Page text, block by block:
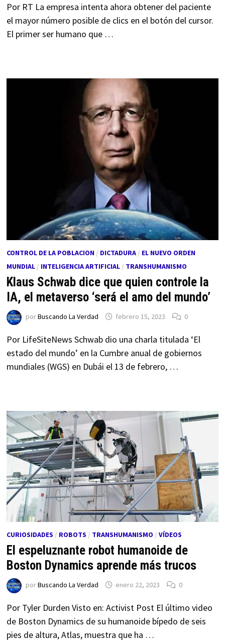
Por RT La empresa intenta ahora obtener del paciente
el mayor número posible de clics en el botón del cursor.
El primer ser humano que …
CONTROL DE LA POBLACION/ DICTADURA/ EL NUEVO ORDEN
MUNDIAL/ INTELIGENCIA ARTIFICIAL/ TRANSHUMANISMO
Klaus Schwab dice que quien controle la
IA, el metaverso ‘será el amo del mundo’
porBuscando La Verdad febrero 15, 2023 0
Por LifeSiteNews Schwab dio una charla titulada ‘El
estado del mundo’ en la Cumbre anual de gobiernos
mundiales (WGS) en Dubái el 13 de febrero, …
CURIOSIDADES / ROBOTS / TRANSHUMANISMO / VÍDEOS
El espeluznante robot humanoide de
Boston Dynamics aprende más trucos
porBuscando La Verdad enero 22, 2023 0
Por Tyler Durden Visto en: Activist Post El último video
de Boston Dynamics de su humanoide bípedo de seis
pies de altura, Atlas, muestra que ha …